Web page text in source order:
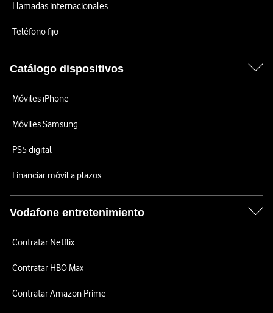
Llamadas internacionales
Teléfono fijo
Catálogo dispositivos
Móviles iPhone
Móviles Samsung
PS5 digital
Financiar móvil a plazos
Vodafone entretenimiento
Contratar Netflix
Contratar HBO Max
Contratar Amazon Prime